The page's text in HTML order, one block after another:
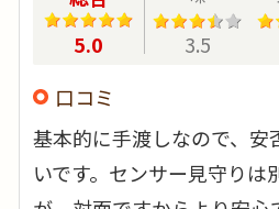
5.0
3.5
口コミ
基本的に手渡しなので、安
いです。センサー見守りは